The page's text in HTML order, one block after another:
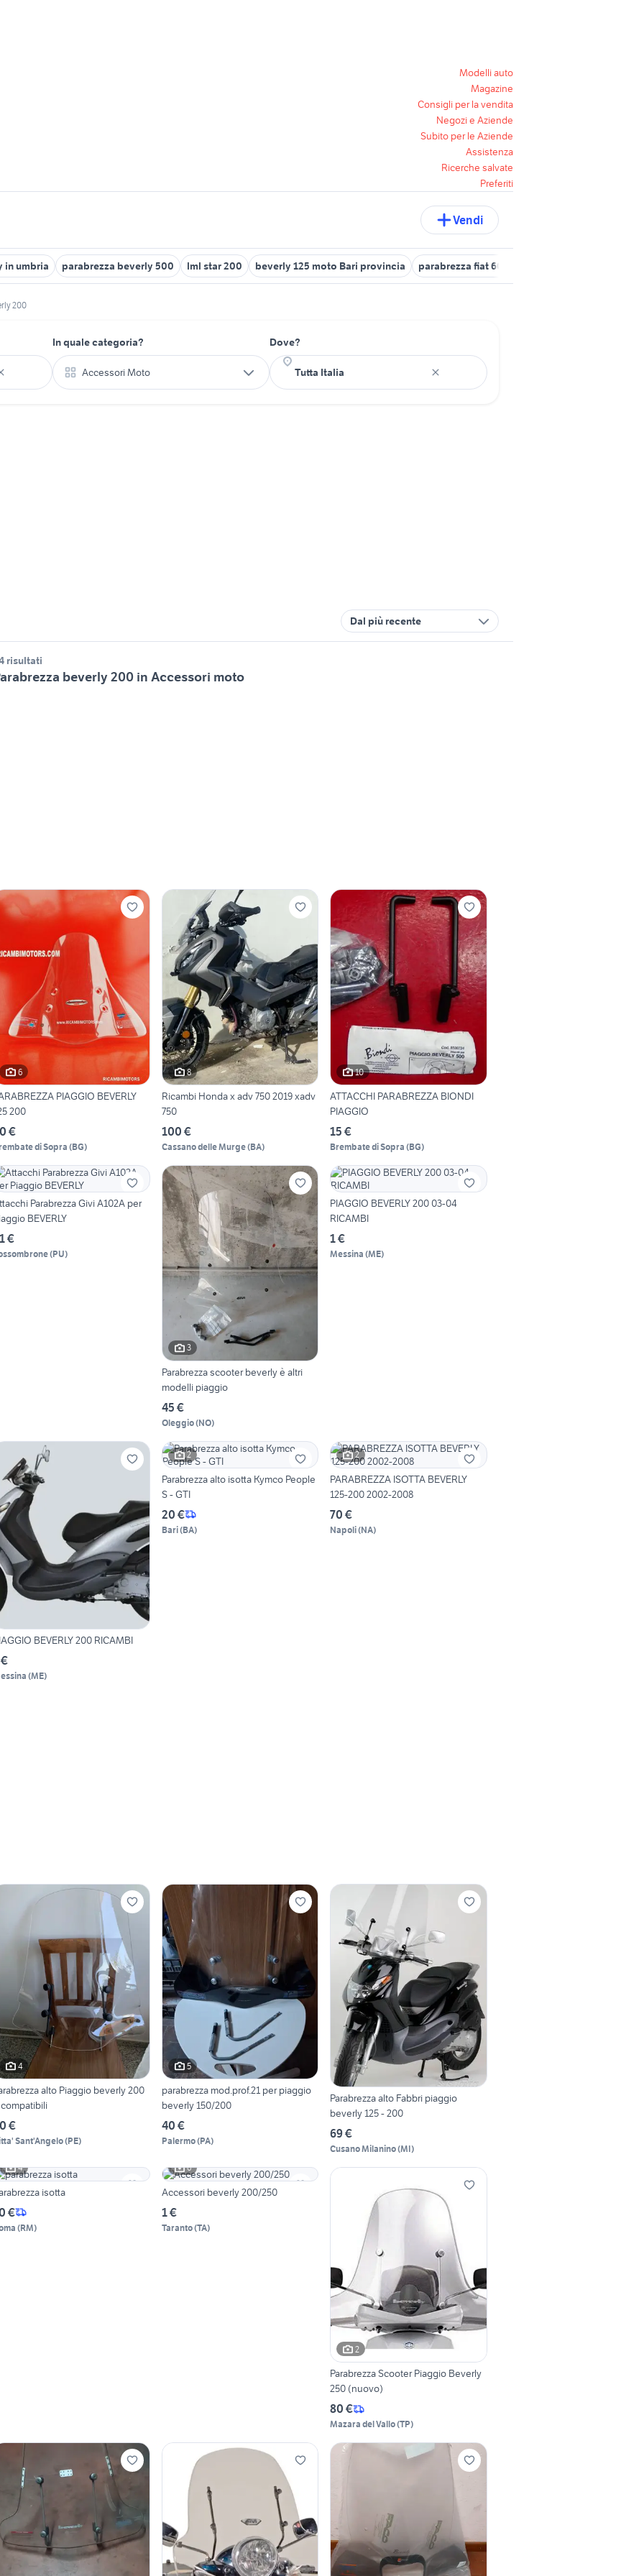
Modelli auto
Magazine
Consigli per la vendita
Negozi e Aziende
Subito per le Aziende
Assistenza
Ricerche salvate
Preferiti
Vendi
in umbria parabrezza beverly 500 lml star 200 beverly 125 moto Bari provincia parabrezza fiat 600
200
In quale categoria?
Accessori Moto
Dove?
Dal più recente
risultati
beverly 200 in Accessori moto
6
PIAGGIO BEVERLY
200
€
di Sopra (BG)
8
Ricambi Honda x adv 750 2019 xadv
750
100 €
Cassano delle Murge(BA)
10
ATTACCHI PARABREZZA BIONDI
PIAGGIO
15 €
Brembate di Sopra (BG)
Parabrezza Givi A102A per
BEVERLY
€
(PU)
3
Parabrezza scooter beverly è altri
modelli piaggio
45 €
Oleggio(NO)
PIAGGIO BEVERLY 200 03-04
RICAMBI
1 €
Messina (ME)
BEVERLY 200 RICAMBI
(ME)
2
Parabrezza alto isotta Kymco People
S - GTI
20 €
Bari(BA)
2
PARABREZZA ISOTTA BEVERLY
125-200 2002-2008
70 €
Napoli(NA)
4
alto Piaggio beverly 200
€
Sant'Angelo(PE)
5
parabrezza mod.prof.21 per piaggio
beverly 150/200
40 €
Palermo(PA)
Parabrezza alto Fabbri piaggio
beverly 125 - 200
69 €
Cusano Milanino(MI)
4
isotta
€
(RM)
6
Accessori beverly 200/250
1 €
Taranto(TA)
2
Parabrezza Scooter Piaggio Beverly
250 (nuovo)
80 €
Mazara del Vallo(TP)